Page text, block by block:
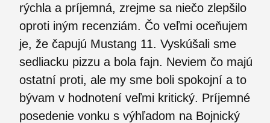
rýchla a príjemná, zrejme sa niečo zlepšilo
oproti iným recenziám. Čo veľmi oceňujem
je, že čapujú Mustang 11. Vyskúšali sme
sedliacku pizzu a bola fajn. Neviem čo majú
ostatní proti, ale my sme boli spokojní a to
bývam v hodnotení veľmi kritický. Príjemné
posedenie vonku s výhľadom na Bojnický